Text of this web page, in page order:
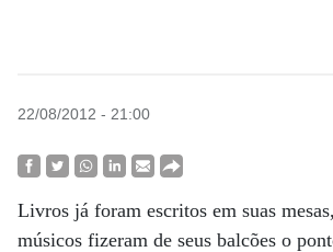
22/08/2012 - 21:00
Livros já foram escritos em suas
músicos fizeram de seus balcões o